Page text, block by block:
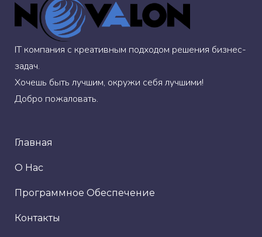
IT компания с креативным подходом решения бизнес-
задач.
Хочешь быть лучшим, окружи себя лучшими!
Добро пожаловать.
Главная
О Нас
Программное Обеспечение
Контакты